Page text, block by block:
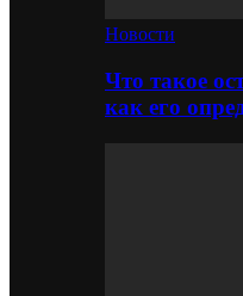
Новости
Что такое
как его